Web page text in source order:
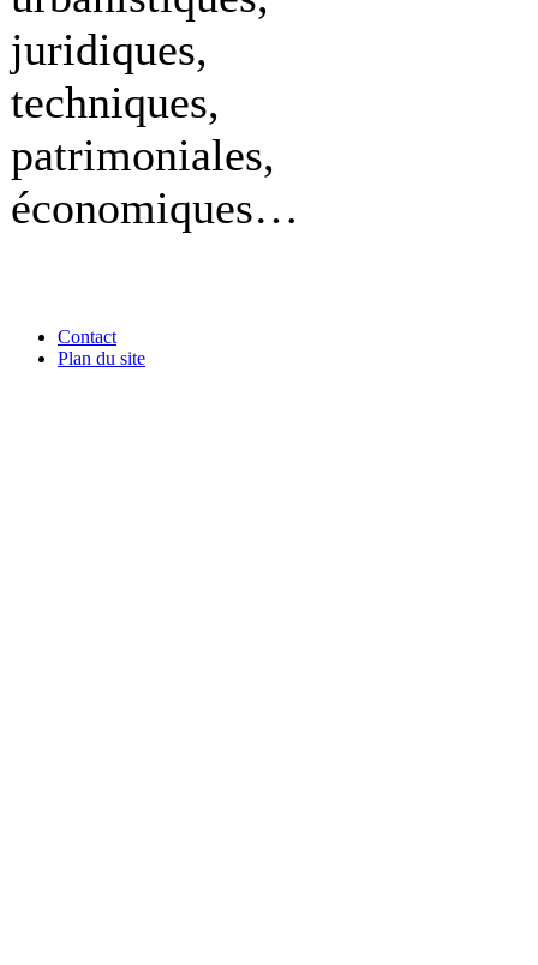
juridiques,
techniques,
patrimoniales,
économiques…
Contact
Plan du site